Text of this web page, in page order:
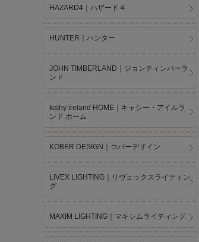
HAZARD4｜ハザード４
HUNTER｜ハンター
JOHN TIMBERLAND｜ジョンティンバーラ
ンド
kathy ireland HOME｜キャシー・アイルラ
ンド ホーム
KOBER DESIGN｜コバーデザイン
LIVEX LIGHTING｜リヴェックスライティン
グ
MAXIM LIGHTING｜マキシムライティング